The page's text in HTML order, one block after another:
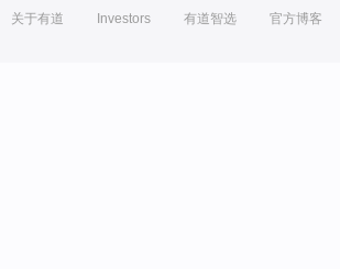
关于有道 Investors 有道智选 官方博客